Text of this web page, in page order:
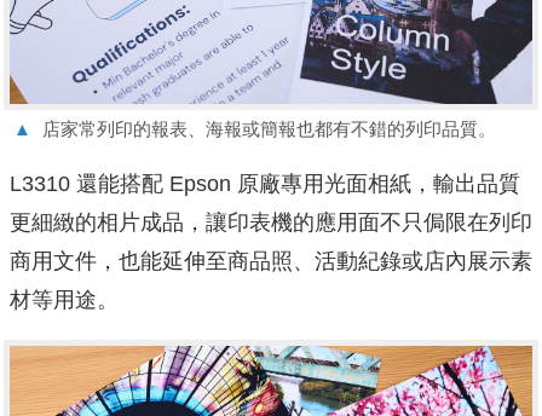
▲ 店家常列印的報表、海報或簡報也都有不錯的列印品質。
L3310 還能搭配 Epson 原廠專用光面相紙，輸出品質
更細緻的相片成品，讓印表機的應用面不只侷限在列印
商用文件，也能延伸至商品照、活動紀錄或店內展示素
材等用途。